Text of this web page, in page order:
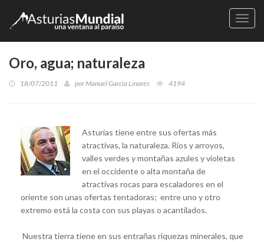
Oro, agua; naturaleza
18/07/2011 porManuel García Linares 4194
Asturias tiene entre sus ofertas más
atractivas, la naturaleza. Ríos y arroyos,
valles verdes y montañas azules y violetas
en el occidente o alta montaña de
atractivas rocas para escaladores en el
oriente son unas ofertas tentadoras; entre uno y otro
extremo está la costa con sus playas o acantilados.
Nuestra tierra tiene en sus entrañas riquezas minerales, que